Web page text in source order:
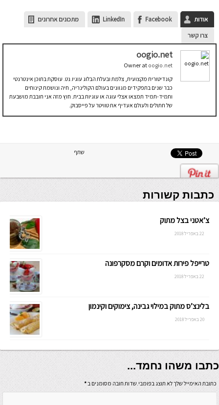
אודות Facebook
LinkedIn
מתכונים אחרונים
צרו קשר
oogio.net
Owner at oogio.net
קונדיטורית מקצועית, צלמת ובעלת הבלוג עוגיו.נט. עוסקת בתוכן אינטרנטי
כבר שנים בתפקידים מגוונים בעולם הקולינריה, חיה ונושמת קינוחים
ותמיד-תמיד תמצאו אצלי עוגה או עוגיות בבית. חוץ מזה אני חובבת מושבעת
של חתולים ולעולם אעדיף את טוויטר על פייסבוק.
שתף
כתבות קשורות
צ’אטני בצל מתוק
22 באפריל 2018
טרייפל פירות אדומים וקרם מסקרפונה
22 באפריל 2018
בלינצ’ס מתוק במילוי גבינה, צימוקים וקינמון
20 באפריל 2018
כתבו משהו נחמד...
כתובת האימייל שלך לא תוצג בפומבי.שדות חובה מסומנים ב*